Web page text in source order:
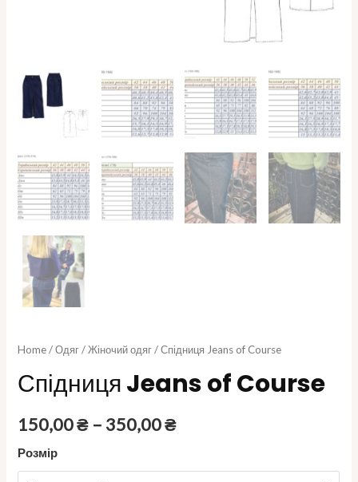
Home/Одяг/Жіночий одяг/ Спідниця Jeans of Course
Спідниця Jeans of Course
150,00₴ – 350,00₴
Розмір